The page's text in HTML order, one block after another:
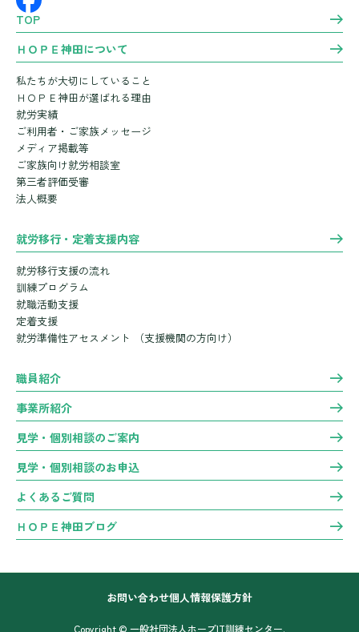
TOP
ＨＯＰＥ神田について
私たちが大切にしていること
ＨＯＰＥ神田が選ばれる理由
就労実績
ご利用者・ご家族メッセージ
メディア掲載等
ご家族向け就労相談室
第三者評価受審
法人概要
就労移行・定着支援内容
就労移行支援の流れ
訓練プログラム
就職活動支援
定着支援
就労準備性アセスメント
（支援機関の方向け）
職員紹介
事業所紹介
見学・個別相談のご案内
見学・個別相談のお申込
よくあるご質問
ＨＯＰＥ神田ブログ
お問い合わせ個人情報保護方針
Copyright © 一般社団法人ホープIT訓練センター.